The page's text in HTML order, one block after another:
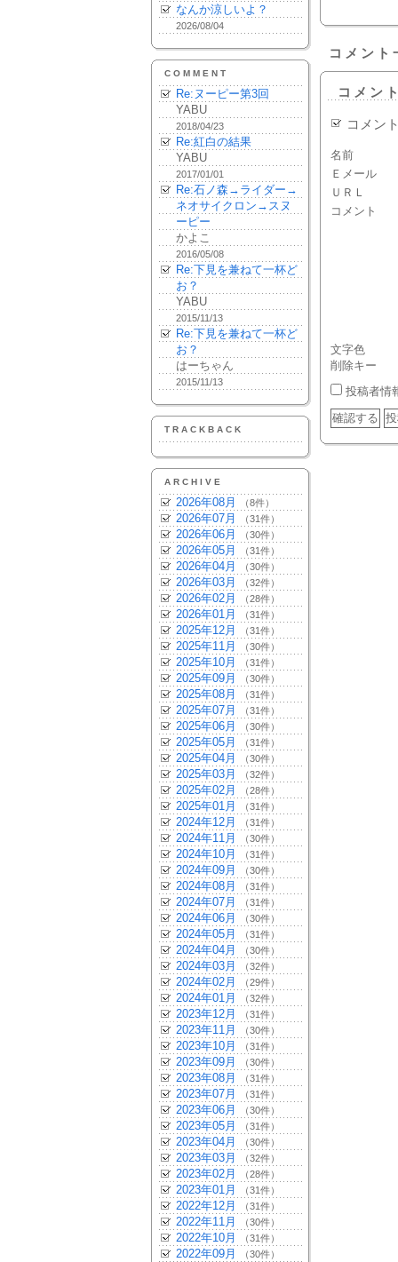
なんか涼しいよ？
2026/08/04
COMMENT
Re:ヌーピー第3回
YABU
2018/04/23
Re:紅白の結果
YABU
2017/01/01
Re:石ノ森→ライダー→
ネオサイクロン→スヌ
ーピー
かよこ
2016/05/08
Re:下見を兼ねて一杯ど
お？
YABU
2015/11/13
Re:下見を兼ねて一杯ど
お？
はーちゃん
2015/11/13
TRACKBACK
ARCHIVE
2026年08月 （8件）
2026年07月 （31件）
2026年06月 （30件）
2026年05月 （31件）
2026年04月 （30件）
2026年03月 （32件）
2026年02月 （28件）
2026年01月 （31件）
2025年12月 （31件）
2025年11月 （30件）
2025年10月 （31件）
2025年09月 （30件）
2025年08月 （31件）
2025年07月 （31件）
2025年06月 （30件）
2025年05月 （31件）
2025年04月 （30件）
2025年03月 （32件）
2025年02月 （28件）
2025年01月 （31件）
2024年12月 （31件）
2024年11月 （30件）
2024年10月 （31件）
2024年09月 （30件）
2024年08月 （31件）
2024年07月 （31件）
2024年06月 （30件）
2024年05月 （31件）
2024年04月 （30件）
2024年03月 （32件）
2024年02月 （29件）
2024年01月 （32件）
2023年12月 （31件）
2023年11月 （30件）
2023年10月 （31件）
2023年09月 （30件）
2023年08月 （31件）
2023年07月 （31件）
2023年06月 （30件）
2023年05月 （31件）
2023年04月 （30件）
2023年03月 （32件）
2023年02月 （28件）
2023年01月 （31件）
2022年12月 （31件）
2022年11月 （30件）
2022年10月 （31件）
2022年09月 （30件）
コメント
コメン
コメン
名前
Ｅメール
ＵＲＬ
コメント
文字色
削除キー
投稿者情